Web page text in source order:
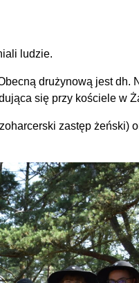
ludzie.
drużynową jest dh.
się przy kościele w
zastęp żeński)